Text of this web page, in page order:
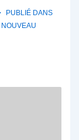
PUBLIÉ DANS
NOUVEAU